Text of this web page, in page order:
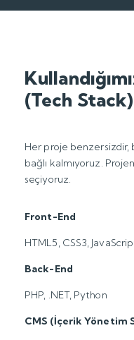
(Tech Stack)
Her proje
bağlı kalmıyoruz.
seçiyoruz.
Front-End
HTML5, CSS3,
Back-End
PHP, .NET, Python
CMS (İçerik Yönetim